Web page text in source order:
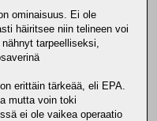
ominaisuus. Ei ole
häiritsee niin telineen voi
tarpeelliseksi,
erittäin tärkeää, eli EPA.
mutta voin toki
ei ole vaikea operaatio